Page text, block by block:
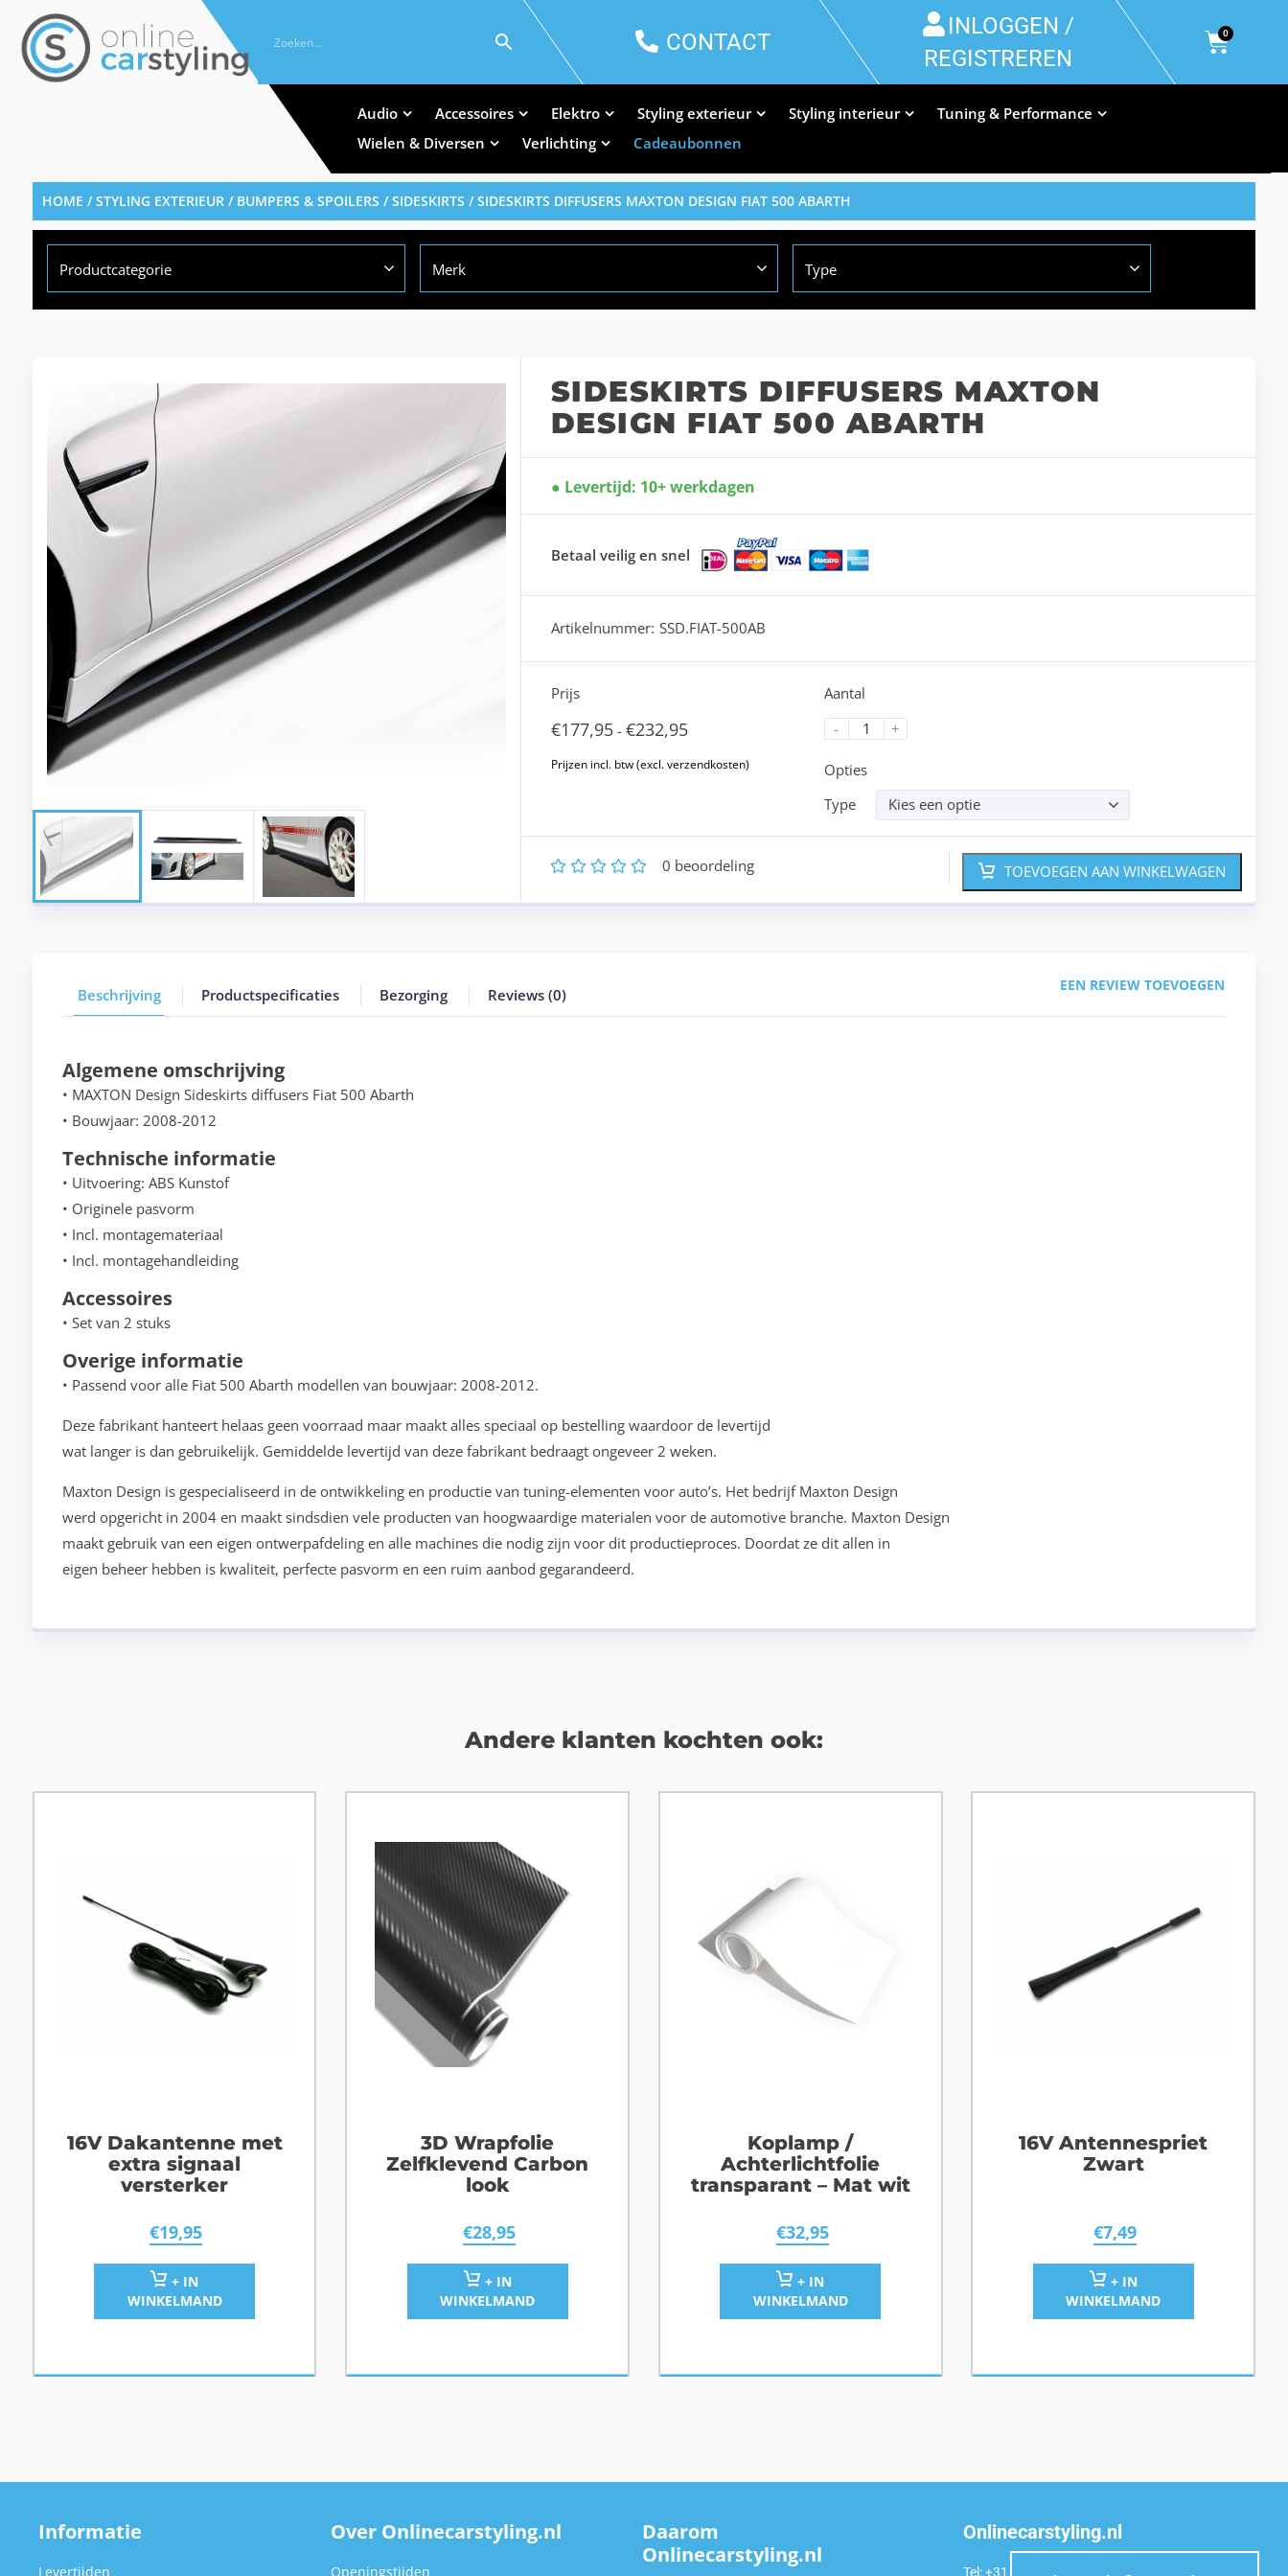
CONTACT
INLOGGEN /
REGISTREREN
0
Audio Accessoires Elektro Styling exterieur Styling interieur
Tuning & Performance
Wielen & Diversen
Verlichting Cadeaubonnen
HOME /STYLING EXTERIEUR/ BUMPERS & SPOILERS /SIDESKIRTS / SIDESKIRTS DIFFUSERS MAXTON DESIGN FIAT 500 ABARTH
Productcategorie Merk Type
SIDESKIRTS DIFFUSERS MAXTON
DESIGN FIAT 500 ABARTH
Levertijd: 10+ werkdagen
Betaal veilig en snel
Artikelnummer: SSD.FIAT-500AB
Prijs
€177,95 - €232,95
Aantal
-
+
Opties
Type
Kies een optie
5
4
3
2 0 beoordeling TOEVOEGEN AAN WINKELWAGEN
Beschrijving Productspecificaties Bezorging Reviews (0)
EEN REVIEW TOEVOEGEN
Algemene omschrijving
• MAXTON Design Sideskirts diffusers Fiat 500 Abarth
• Bouwjaar: 2008-2012
Technische informatie
• Uitvoering: ABS Kunstof
• Originele pasvorm
• Incl. montagemateriaal
• Incl. montagehandleiding
Accessoires
• Set van 2 stuks
Overige informatie
• Passend voor alle Fiat 500 Abarth modellen van bouwjaar: 2008-2012.
Deze fabrikant hanteert helaas geen voorraad maar maakt alles speciaal op bestelling waardoor de levertijd
wat langer is dan gebruikelijk. Gemiddelde levertijd van deze fabrikant bedraagt ongeveer 2 weken.
Maxton Design is gespecialiseerd in de ontwikkeling en productie van tuning-elementen voor auto’s. Het bedrijf Maxton Design
werd opgericht in 2004 en maakt sindsdien vele producten van hoogwaardige materialen voor de automotive branche. Maxton Design
maakt gebruik van een eigen ontwerpafdeling en alle machines die nodig zijn voor dit productieproces. Doordat ze dit allen in
eigen beheer hebben is kwaliteit, perfecte pasvorm en een ruim aanbod gegarandeerd.
Andere klanten kochten ook:
16V Dakantenne met
extra signaal
versterker
€19,95
+ IN
WINKELMAND
3D Wrapfolie
Zelfklevend Carbon
look
€28,95
+ IN
WINKELMAND
Koplamp /
Achterlichtfolie
transparant – Mat wit
€32,95
+ IN
WINKELMAND
16V Antennespriet
Zwart
€7,49
+ IN
WINKELMAND
Informatie
Levertijden
Over Onlinecarstyling.nl
Openingstijden
Daarom
Onlinecarstyling.nl
Onlinecarstyling.nl
Tel: +31 (0)6 54 98 49 99